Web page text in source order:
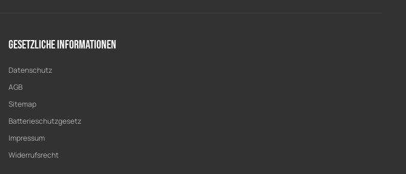
Gesetzliche Informationen
Datenschutz
AGB
Sitemap
Batterieschutzgesetz
Impressum
Widerrufsrecht